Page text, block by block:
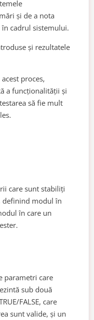
și de a nota
cadrul sistemului.
și rezultatele
proces,
a funcționalității și
să fie mult
care sunt stabiliți
definind modul în
în care un
parametri care
sub două
FALSE, care
sunt valide, și un